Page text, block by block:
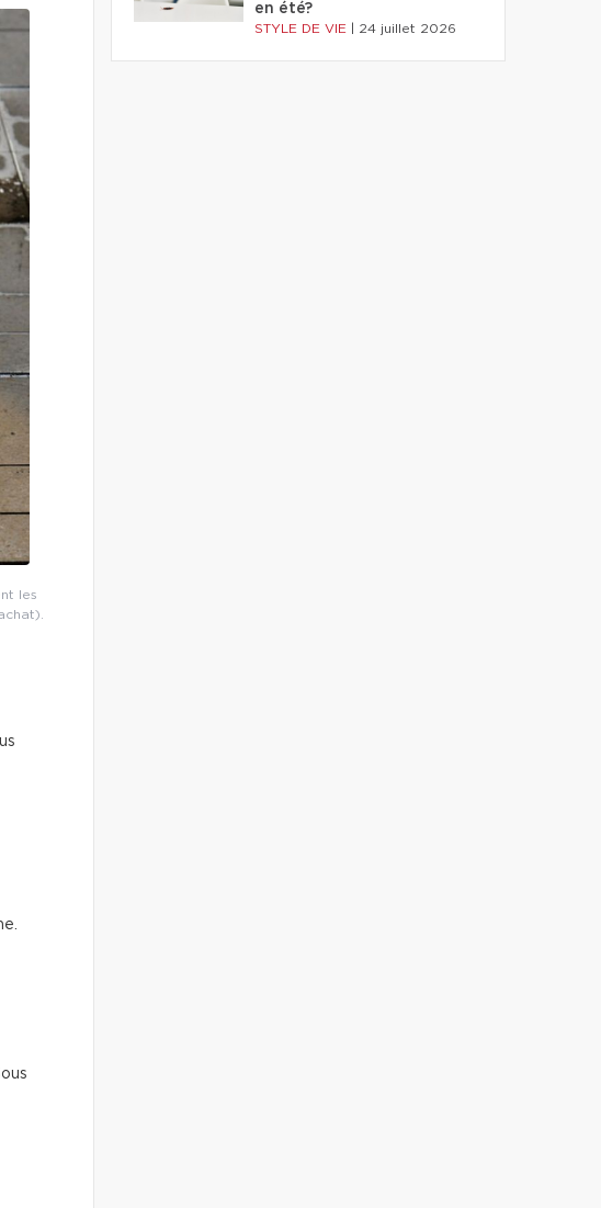
les
en été?
STYLE DE VIE 24 juillet 2026